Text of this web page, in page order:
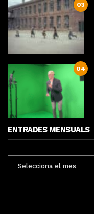
03
04
ENTRADES MENSUALS
MENSUALS